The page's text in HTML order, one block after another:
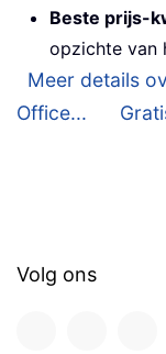
Beste prijs-
opzichte van
Meer details
Office...
Volg ons